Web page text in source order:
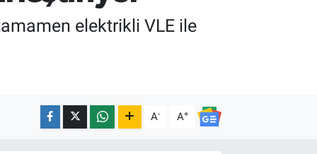
elektrikli VLE ile
A- A+